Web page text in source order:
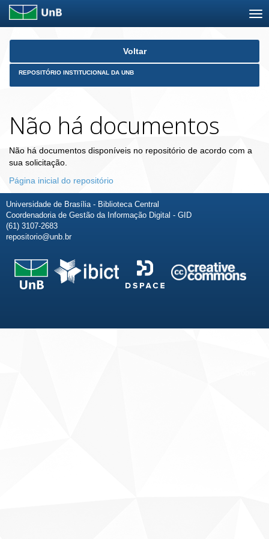
Skip
Voltar
REPOSITÓRIO INSTITUCIONAL DA UNB
Não há documentos
Não há documentos disponíveis no repositório de acordo com a
sua solicitação.
Página inicial do repositório
Universidade de Brasília - Biblioteca Central
Coordenadoria de Gestão da Informação Digital - GID
(61) 3107-2683
repositorio@unb.br